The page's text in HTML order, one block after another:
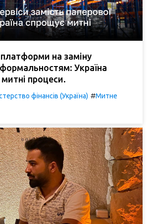
платформи на заміну
Україна
процеси.
фінансів (Україна) #Митне